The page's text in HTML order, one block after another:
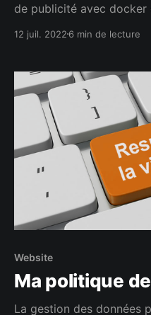
de publicité avec docker
12 juil. 2022 6 min de lecture
Website
Ma politique
La gestion des données